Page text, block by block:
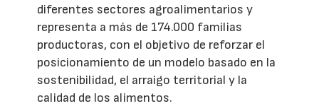
diferentes sectores agroalimentarios y
representa a más de 174.000 familias
productoras, con el objetivo de reforzar el
posicionamiento de un modelo basado en la
sostenibilidad, el arraigo territorial y la
calidad de los alimentos.